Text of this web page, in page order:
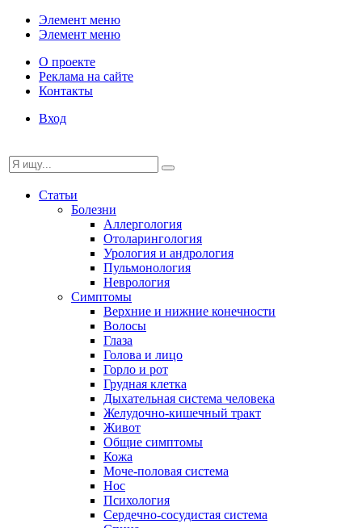
Элемент меню
Элемент меню
О проекте
Реклама на сайте
Контакты
Вход
Статьи
Болезни
Аллергология
Отоларингология
Урология и андрология
Пульмонология
Неврология
Симптомы
Верхние и нижние конечности
Волосы
Глаза
Голова и лицо
Горло и рот
Грудная клетка
Дыхательная система человека
Желудочно-кишечный тракт
Живот
Общие симптомы
Кожа
Моче-половая система
Нос
Психология
Сердечно-сосудистая система